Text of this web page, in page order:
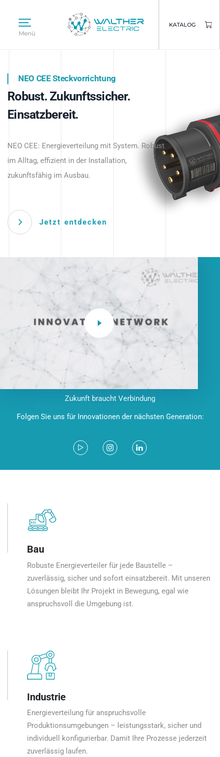
Menü
KATALOG
Intelligente Stromverteilung
beginnt hier.
NEO CEE Steckvorrichtung
Robust. Zukunftssicher.
Einsatzbereit.
NEO CEE: Energieverteilung mit System. Robust
im Alltag, effizient in der Installation,
zukunftsfähig im Ausbau.
Jetzt entdecken
Intelligenz trifft Energie.
Anwendungen – robust, IP-geschützt und
zukunftsfähig.
Zukunft braucht Verbindung
Folgen Sie uns für Innovationen der nächsten Generation:
Bau
Robuste Energieverteiler für jede Baustelle –
zuverlässig, sicher und sofort einsatzbereit. Mit unseren
Lösungen bleibt Ihr Projekt in Bewegung, egal wie
anspruchsvoll die Umgebung ist.
Industrie
Energieverteilung für anspruchsvolle
Produktionsumgebungen – leistungsstark, sicher und
individuell konfigurierbar. Damit Ihre Prozesse jederzeit
zuverlässig laufen.